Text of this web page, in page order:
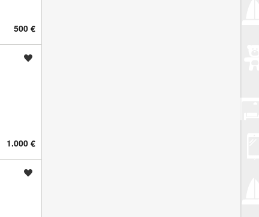
500 €
1.000 €